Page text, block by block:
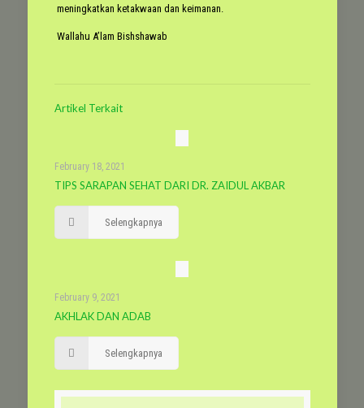
meningkatkan ketakwaan dan keimanan.
Wallahu A’lam Bishshawab
Artikel Terkait
February 18, 2021
TIPS SARAPAN SEHAT DARI DR. ZAIDUL AKBAR
Selengkapnya
February 9, 2021
AKHLAK DAN ADAB
Selengkapnya